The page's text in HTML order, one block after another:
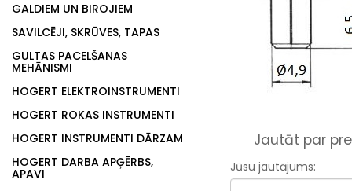
GALDIEM UN BIROJIEM
SAVILCĒJI, SKRŪVES, TAPAS
GULTAS PACELŠANAS
MEHĀNISMI
HOGERT ELEKTROINSTRUMENTI
HOGERT ROKAS INSTRUMENTI
HOGERT INSTRUMENTI DĀRZAM
HOGERT DARBA APĢĒRBS,
APAVI
Jautāt par
Jūsu jautājums: